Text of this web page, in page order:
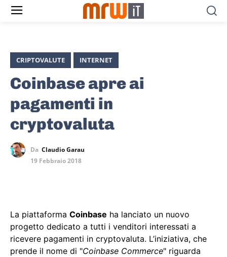
CRIPTOVALUTE INTERNET
Coinbase apre ai
pagamenti in
cryptovaluta
Da Claudio Garau
19 Febbraio 2018
La piattaforma Coinbase ha lanciato un nuovo
progetto dedicato a tutti i venditori interessati a
ricevere pagamenti in cryptovaluta. L’iniziativa, che
prende il nome di "Coinbase Commerce" riguarda